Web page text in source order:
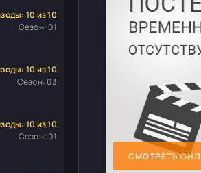
10 из 10
Сезон: 01
10 из 10
Сезон: 03
10 из 10
Сезон: 01
СМОТРЕТЬ